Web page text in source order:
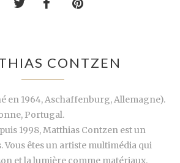
CONTZEN
en 1964, Aschaffenburg, Allemagne).
Portugal.
1998, Matthias Contzen est un
êtes un artiste multimédia qui
et la lumière comme matériaux.